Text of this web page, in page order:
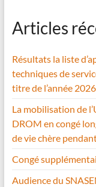
Articles
Résultats la liste
techniques de
titre de l’année 2026
La mobilisation de
DROM en congé
de vie chère
Congé
Audience du